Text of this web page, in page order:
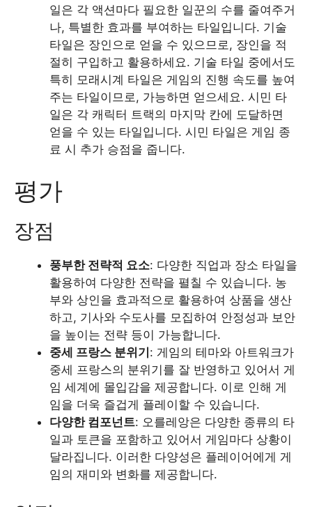
일은 각 액션마다 필요한 일꾼의 수를 줄여주거
나, 특별한 효과를 부여하는 타일입니다. 기술
타일은 장인으로 얻을 수 있으므로, 장인을 적
절히 구입하고 활용하세요. 기술 타일 중에서도
특히 모래시계 타일은 게임의 진행 속도를 높여
주는 타일이므로, 가능하면 얻으세요. 시민 타
일은 각 캐릭터 트랙의 마지막 칸에 도달하면
얻을 수 있는 타일입니다. 시민 타일은 게임 종
료 시 추가 승점을 줍니다.
평가
장점
풍부한 전략적 요소: 다양한 직업과 장소 타일을
활용하여 다양한 전략을 펼칠 수 있습니다. 농
부와 상인을 효과적으로 활용하여 상품을 생산
하고, 기사와 수도사를 모집하여 안정성과 보안
을 높이는 전략 등이 가능합니다.
중세 프랑스 분위기 : 게임의 테마와 아트워크가
중세 프랑스의 분위기를 잘 반영하고 있어서 게
임 세계에 몰입감을 제공합니다. 이로 인해 게
임을 더욱 즐겁게 플레이할 수 있습니다.
다양한 컴포넌트: 오를레앙은 다양한 종류의 타
일과 토큰을 포함하고 있어서 게임마다 상황이
달라집니다. 이러한 다양성은 플레이어에게 게
임의 재미와 변화를 제공합니다.